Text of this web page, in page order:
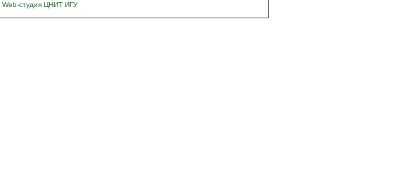
Web-студия ЦНИТ ИГУ